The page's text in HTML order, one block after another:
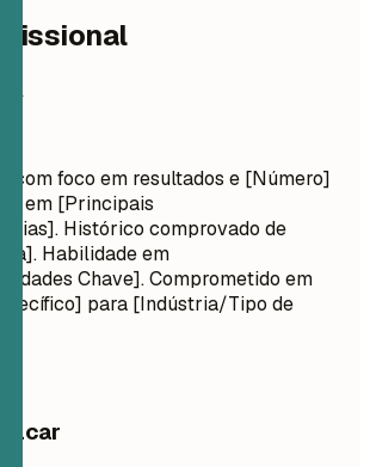
com foco em resultados e [Número]
em [Principais
Histórico comprovado de
Habilidade em
Chave]. Comprometido em
para [Indústria/Tipo de